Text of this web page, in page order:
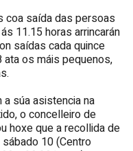
coa saída das persoas
11.15 horas arrincarán
saídas cada quince
os máis pequenos,
súa asistencia na
o concelleiro de
hoxe que a recollida de
10 (Centro